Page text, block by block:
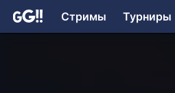
Стримы Турниры